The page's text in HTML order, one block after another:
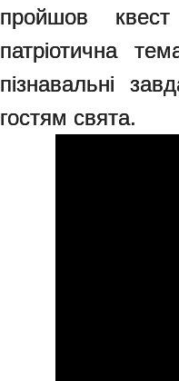
пройшов
патріотична
пізнавальні
гостям свята.